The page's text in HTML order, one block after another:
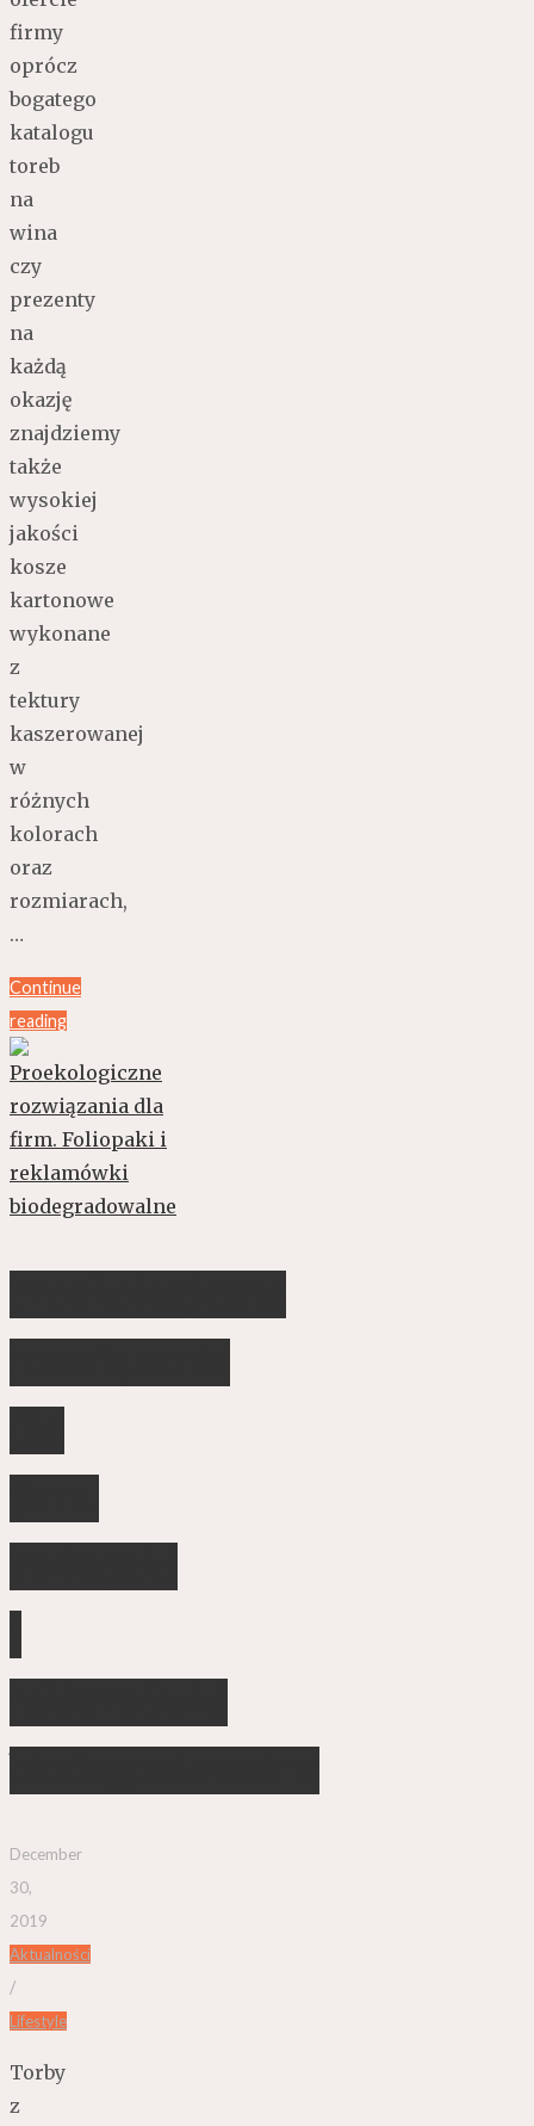
firmy
oprócz
bogatego
katalogu
toreb
na
wina
czy
prezenty
na
każdą
okazję
znajdziemy
także
wysokiej
jakości
kosze
kartonowe
wykonane
z
tektury
kaszerowanej
w
różnych
kolorach
oraz
rozmiarach,
…
Continue
reading
December
30,
2019
Aktualności
/
Lifestyle
Torby
z